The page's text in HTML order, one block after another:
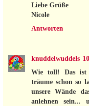
Liebe Grüße
Nicole
Antworten
knuddelwuddels
Wie toll! Das ist
träume schon so
unsere Wände
anlehnen